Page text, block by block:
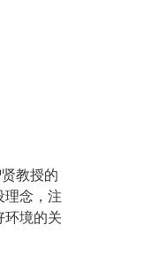
教授的
理念，注
环境的关